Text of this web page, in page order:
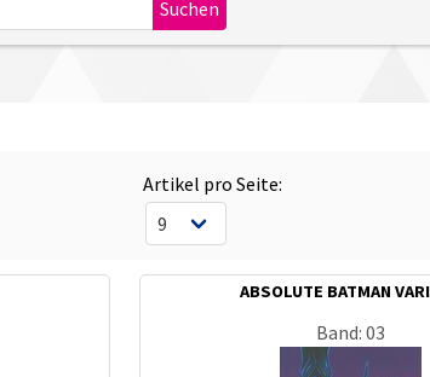
Artikel pro Seite:
ABSOLUTE BATMAN
Band: 03